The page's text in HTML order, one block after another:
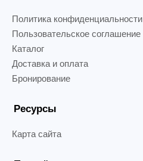
Политика конфиденциальности
Пользовательское соглашение
Каталог
Доставка и оплата
Бронирование
Ресурсы
Карта сайта